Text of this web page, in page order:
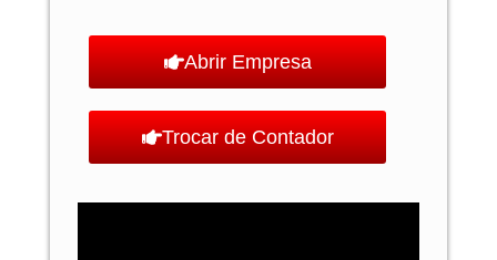
Abrir Empresa
Trocar de Contador